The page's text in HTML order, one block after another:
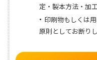
定・製本方法・加
印刷物もしくは
原則としてお断り